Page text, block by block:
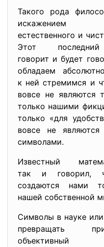
Такого рода
искажением
естественного и
Этот
говорит и будет
обладаем
к ней стремимся и
вовсе не являются
только нашими
только «для
вовсе не являются
символами.
Известный
так и говорил,
создаются нами
нашей собственной
Символы в науке
превращать